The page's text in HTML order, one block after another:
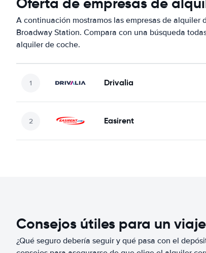
A continuación mostramos las empresas de
Broadway Station. Compara con una búsqueda
alquiler de coche.
Drivalia
Easirent
Consejos útiles para un
¿Qué seguro debería seguir y qué pasa con el